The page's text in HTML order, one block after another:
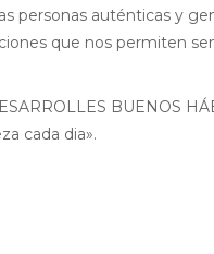
personas auténticas y
que nos permiten
BUENOS
cada dia».